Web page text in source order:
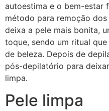
autoestima e o bem-estar
método para remoção
deixa a pele mais bonita,
toque, sendo um ritual
de beleza. Depois de
pós-depilatório para
limpa.
Pele limpa